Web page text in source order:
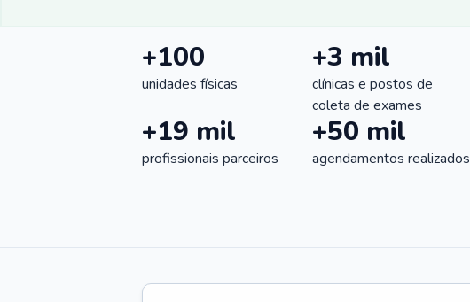
+100
unidades físicas
+3 mil
clínicas e postos de
coleta de exames
+19 mil
profissionais parceiros
+50 mil
agendamentos realizados